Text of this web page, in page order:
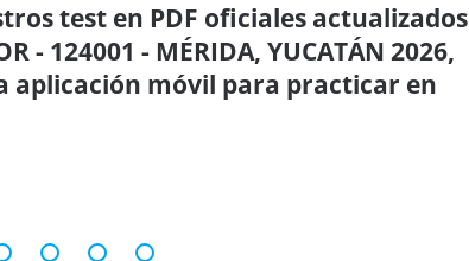
test en PDF oficiales actualizados
- 124001 - MÉRIDA, YUCATÁN 2026,
aplicación móvil para practicar en